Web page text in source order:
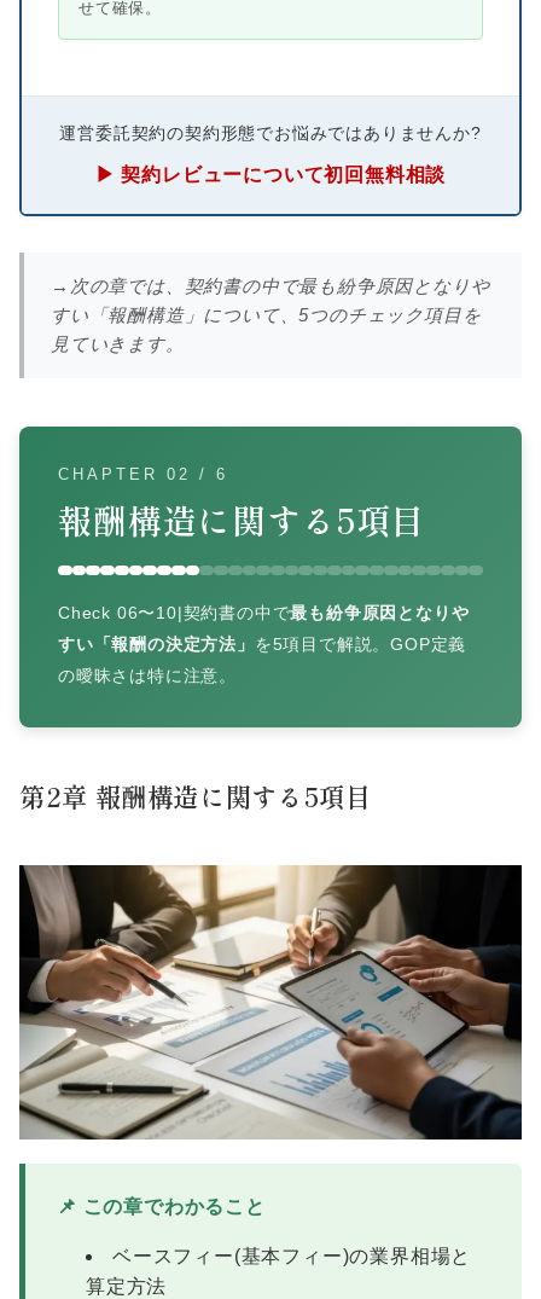
せて確保。
運営委託契約の契約形態でお悩みではありませんか?
▶ 契約レビューについて初回無料相談
→次の章では、契約書の中で最も紛争原因となりや
すい「報酬構造」について、5つのチェック項目を
見ていきます。
CHAPTER 02 / 6
報酬構造に関する5項目
Check 06〜10|契約書の中で最も紛争原因となりや
すい「報酬の決定方法」 を5項目で解説。GOP定義
の曖昧さは特に注意。
第2章 報酬構造に関する5項目
📌 この章でわかること
ベースフィー(基本フィー)の業界相場と
算定方法